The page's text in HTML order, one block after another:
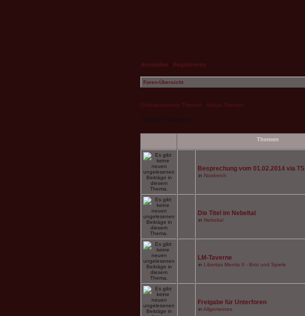
Anmelden Registrieren
Foren-Übersicht
Unbeantwortete Themen Aktive Themen
Themen
Besprechung vom 01.02.2014 via TS
in Nordreich
Die Titel im Nebeltal
in Nebeltal
LM-Taverne
in Libertas Mentis II - Brot und Spiele
Freigabe für Unterforen
in Allgemeines